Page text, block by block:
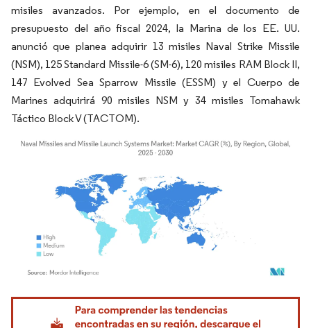
misiles avanzados. Por ejemplo, en el documento de
presupuesto del año fiscal 2024, la Marina de los EE. UU.
anunció que planea adquirir 13 misiles Naval Strike Missile
(NSM), 125 Standard Missile-6 (SM-6), 120 misiles RAM Block II,
147 Evolved Sea Sparrow Missile (ESSM) y el Cuerpo de
Marines adquirirá 90 misiles NSM y 34 misiles Tomahawk
Táctico Block V (TACTOM).
Imagen © Mordor Intelligence. El uso requiere atribución según CC BY 4.0.